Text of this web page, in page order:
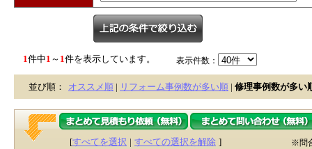
1件中1 ～ 1件を表示しています。 表示件数：
並び順： オススメ順 | リフォーム事例数が多い順 | 修理事例数が多い
[すべてを選択 | すべての選択を解除 ] ※問